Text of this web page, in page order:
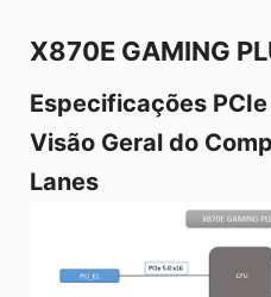
X870E GAMING
Especificações
Visão Geral do
Lanes